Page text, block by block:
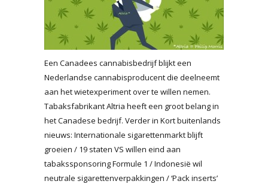
Een Canadees cannabisbedrijf blijkt een
Nederlandse cannabisproducent die deelneemt
aan het wietexperiment over te willen nemen.
Tabaksfabrikant Altria heeft een groot belang in
het Canadese bedrijf. Verder in Kort buitenlands
nieuws: Internationale sigarettenmarkt blijft
groeien / 19 staten VS willen eind aan
tabakssponsoring Formule 1 / Indonesië wil
neutrale sigarettenverpakkingen / ‘Pack inserts’